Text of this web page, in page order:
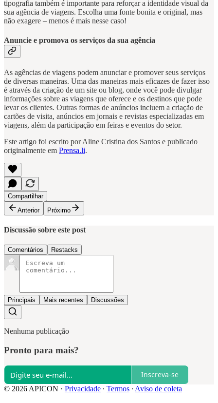
tipografia também é importante para reforçar a identidade visual da
sua agência de viagens. Escolha uma fonte bonita e original, mas
não exagere – menos é mais nesse caso!
Anuncie e promova os serviços da sua agência
As agências de viagens podem anunciar e promover seus serviços
de diversas maneiras. Uma das maneiras mais eficazes de fazer isso
é através da criação de um site ou blog, onde você pode divulgar
informações sobre as viagens que oferece e os destinos que pode
levar os clientes. Outras formas de anúncios incluem a criação de
cartões de visita, anúncios em jornais e revistas especializadas em
viagens, além da participação em feiras e eventos do setor.
Este artigo foi escrito por Aline Cristina dos Santos e publicado
originalmente em Prensa.li.
Compartilhar
Anterior
Próximo
Discussão sobre este post
Comentários Restacks
Principais Mais recentes Discussões
Nenhuma publicação
Pronto para mais?
Inscreva-se
© 2026 APICON · Privacidade ∙ Termos ∙ Aviso de coleta